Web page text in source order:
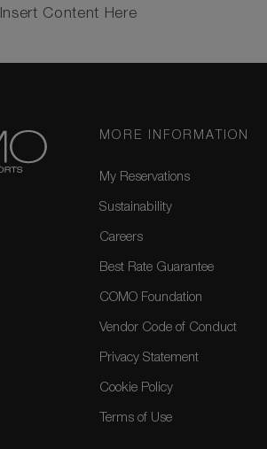
Insert Content Here
MORE INFORMATION
My Reservations
Sustainability
Careers
Best Rate Guarantee
COMO Foundation
Vendor Code of Conduct
Privacy Statement
Cookie Policy
Terms of Use